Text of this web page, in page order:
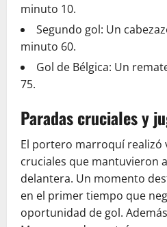
minuto 10.
Segundo gol: Un
minuto 60.
Gol de Bélgica: Un
75.
Paradas cruciales y
El portero marroquí realizó
cruciales que mantuvieron
delantera. Un momento
en el primer tiempo que
oportunidad de gol.